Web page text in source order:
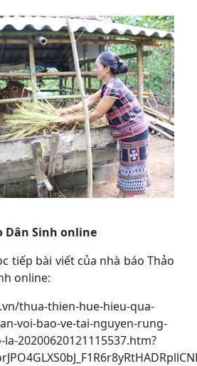
Dân Sinh online
tiếp bài viết của nhà báo Thảo
online:
thua-thien-hue-hieu-qua-
voi-bao-ve-tai-nguyen-rung-
20200620121115537.htm?